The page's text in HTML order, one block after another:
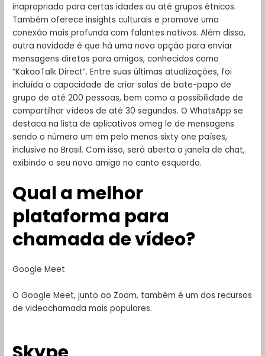
inapropriado para certas idades ou até grupos étnicos.
Também oferece insights culturais e promove uma
conexão mais profunda com falantes nativos. Além disso,
outra novidade é que há uma nova opção para enviar
mensagens diretas para amigos, conhecidos como
“KakaoTalk Direct”. Entre suas últimas atualizações, foi
incluída a capacidade de criar salas de bate-papo de
grupo de até 200 pessoas, bem como a possibilidade de
compartilhar vídeos de até 30 segundos. O WhatsApp se
destaca na lista de aplicativos omeg le de mensagens
sendo o número um em pelo menos sixty one países,
inclusive no Brasil. Com isso, será aberta a janela de chat,
exibindo o seu novo amigo no canto esquerdo.
Qual a melhor
plataforma para
chamada de vídeo?
Google Meet
O Google Meet, junto ao Zoom, também é um dos recursos
de videochamada mais populares.